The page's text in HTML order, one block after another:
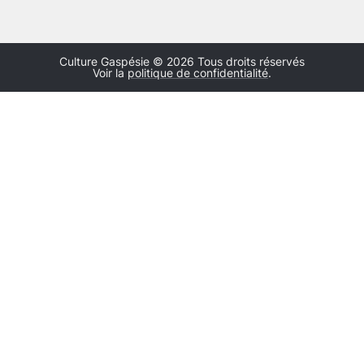
Culture Gaspésie © 2026 Tous droits réservés
Voir la politique de confidentialité.